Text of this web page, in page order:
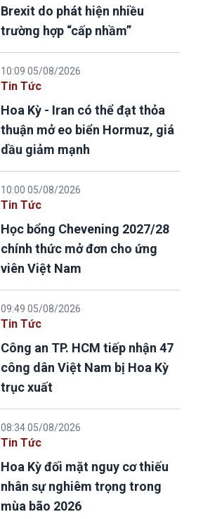
Brexit do phát hiện nhiều
trường hợp “cấp nhầm”
10:09 05/08/2026
Tin Tức
Hoa Kỳ - Iran có thể đạt thỏa
thuận mở eo biển Hormuz, giá
dầu giảm mạnh
10:00 05/08/2026
Tin Tức
Học bổng Chevening 2027/28
chính thức mở đơn cho ứng
viên Việt Nam
09:49 05/08/2026
Tin Tức
Công an TP. HCM tiếp nhận 47
công dân Việt Nam bị Hoa Kỳ
trục xuất
08:34 05/08/2026
Tin Tức
Hoa Kỳ đối mặt nguy cơ thiếu
nhân sự nghiêm trọng trong
mùa bão 2026